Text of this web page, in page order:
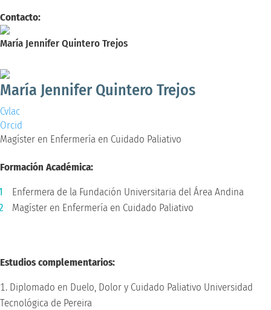
Contacto:
María Jennifer Quintero Trejos
María Jennifer Quintero Trejos
Cvlac
Orcid
Magíster en Enfermería en Cuidado Paliativo
Formación Académica:
Enfermera de la Fundación Universitaria del Área Andina
Magíster en Enfermería en Cuidado Paliativo
Estudios complementarios:
Diplomado en Duelo, Dolor y Cuidado Paliativo Universidad
Tecnológica de Pereira